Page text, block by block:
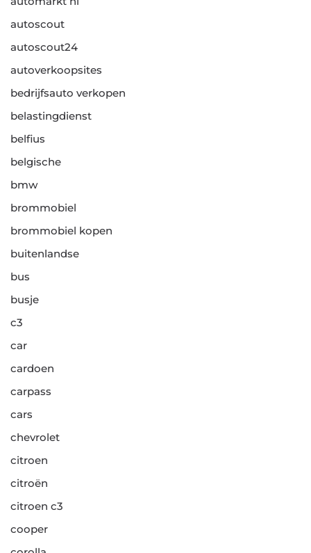
autoscout
autoscout24
autoverkoopsites
bedrijfsauto verkopen
belastingdienst
belfius
belgische
bmw
brommobiel
brommobiel kopen
buitenlandse
bus
busje
c3
car
cardoen
carpass
cars
chevrolet
citroen
citroën
citroen c3
cooper